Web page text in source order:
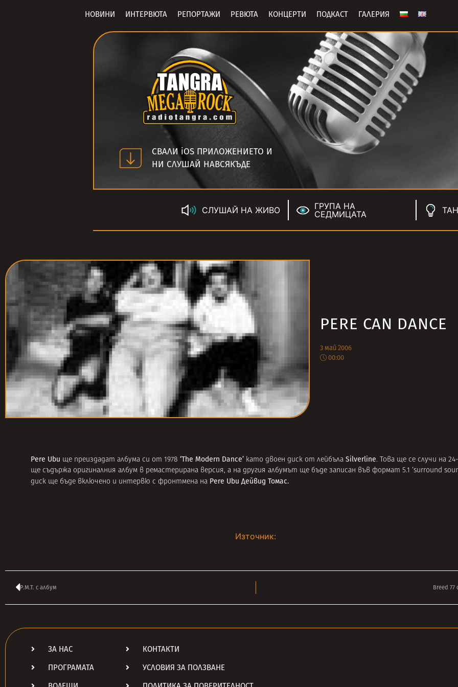
НОВИНИ ИНТЕРВЮТА РЕПОРТАЖИ РЕВЮТА КОНЦЕРТИ ПОДКАСТ ГАЛЕРИЯ
СВАЛИ iOS ПРИЛОЖЕНИЕТО И
НИ СЛУШАЙ НАВСЯКЪДЕ
СЛУШАЙ НА ЖИВО
ГРУПА НА
СЕДМИЦАТА
PERE CAN DANCE
3 май 2006
00:00
Pere Ubu ще преиздадат албума си от 1978 ‘The Modern Dance’ като двоен диск от лейбъла Silverline. Това ще се случи на
ще съдържа оригиналния албум в ремастерирана версия, а на другия албумът ще бъде записан във формат 5.1 ‘surround
диск ще бъде включено и интервю с фронтмена на Pere Ubu Дейвид Томас.
Източник:
P.M.T. с албум Breed 77
ЗА НАС
ПРОГРАМАТА
КОНТАКТИ
УСЛОВИЯ ЗА ПОЛЗВАНЕ